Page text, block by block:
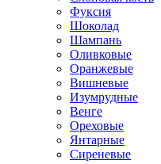
Фуксия
Шоколад
Шампань
Оливковые
Оранжевые
Вишневые
Изумрудные
Венге
Ореховые
Янтарные
Сиреневые